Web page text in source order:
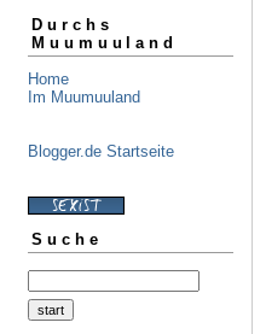
Durchs
Muumuuland
Home
Im Muumuuland
Blogger.de Startseite
Suche